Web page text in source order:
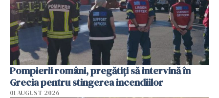
Pompierii români, pregătiţi să intervină în
Grecia pentru stingerea incendiilor
01 AUGUST 2026